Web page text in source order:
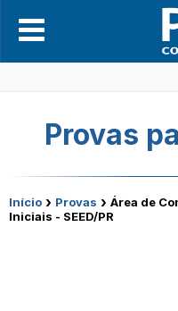
Provas
Início › Provas › Área de
Iniciais - SEED/PR